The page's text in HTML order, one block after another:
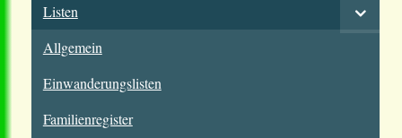
Listen
Allgemein
Einwanderungslisten
Familienregister